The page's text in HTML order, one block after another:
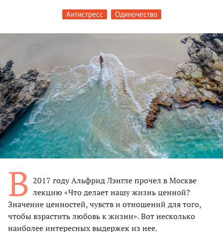
Антистресс Одиночество
В 2017 году Альфрид Лэнгле прочел в Москве
лекцию «Что делает нашу жизнь ценной?
Значение ценностей, чувств и отношений для того,
чтобы взрастить любовь к жизни». Вот несколько
наиболее интересных выдержек из нее.